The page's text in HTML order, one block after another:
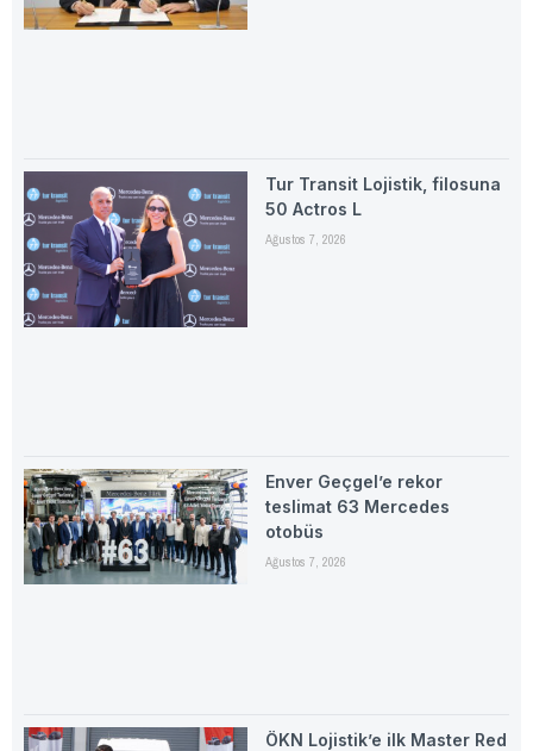
Tur Transit Lojistik, filosuna
50 Actros L
Ağustos 7, 2026
Enver Geçgel’e rekor
teslimat 63 Mercedes
otobüs
Ağustos 7, 2026
ÖKN Lojistik’e ilk Master Red